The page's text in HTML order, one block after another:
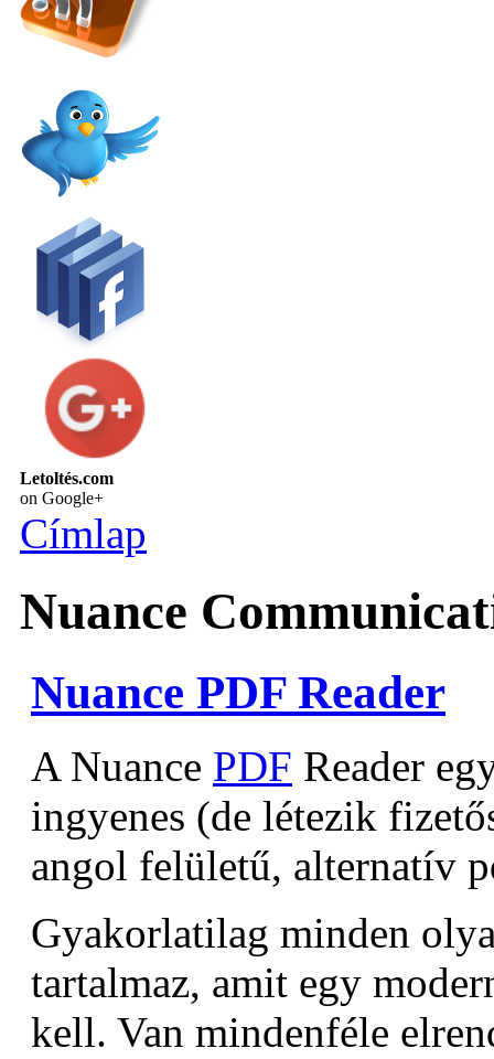
Letoltés.com
on Google+
Címlap
Nuance
Nuance PDF Reader
A Nuance PDF Reader
ingyenes (de létezik
angol felületű, alternatív
Gyakorlatilag minden
tartalmaz, amit egy
kell. Van mindenféle